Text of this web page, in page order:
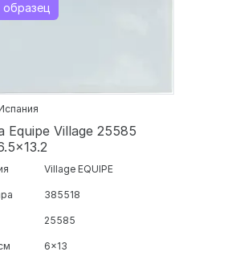
образец
Equipe Village 25585
Village EQUIPE
385518
25585
6x13